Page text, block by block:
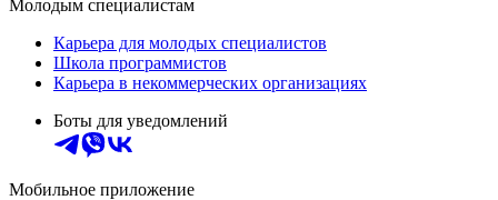
Молодым специалистам
Карьера для молодых специалистов
Школа программистов
Карьера в некоммерческих организациях
Боты для уведомлений
Мобильное приложение